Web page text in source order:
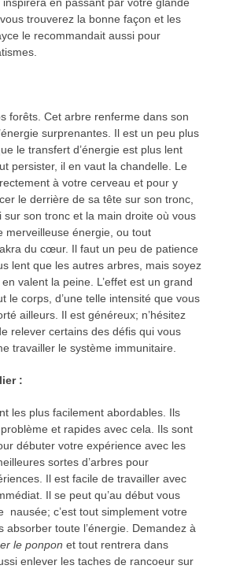
en passant par votre glande
trouverez la bonne façon et les
le recommandait aussi pour
forêts. Cet arbre renferme dans son
surprenantes. Il est un peu plus
le transfert d’énergie est plus lent
persister, il en vaut la chandelle. Le
à votre cerveau et pour y
le derrière de sa tête sur son tronc,
sur son tronc et la main droite où vous
merveilleuse énergie, ou tout
du cœur. Il faut un peu de patience
lent que les autres arbres, mais soyez
valent la peine. L’effet est un grand
le corps, d’une telle intensité que vous
ailleurs. Il est généreux; n’hésitez
relever certains des défis qui vous
travailler le système immunitaire.
:
les plus facilement abordables. Ils
et rapides avec cela. Ils sont
débuter votre expérience avec les
sortes d’arbres pour
Il est facile de travailler avec
Il se peut qu’au début vous
nausée; c’est tout simplement votre
absorber toute l’énergie. Demandez à
le ponpon et tout rentrera dans
enlever les taches de rancoeur sur